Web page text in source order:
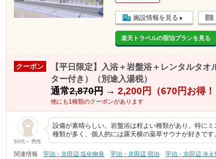
施設情報を見る
楽天トラベルの宿泊プランを見る
クーポン
【平日限定】入浴＋岩盤浴＋レンタルタ
ター付き）（別途入湯税）
通常2,870円→ 2,200円（670円お得！
他にも1種類のクーポンがあります
50代～ 男性
設備が素晴らしい。岩盤浴は程よい種類があり、特に
種類が多く、個人的には露天横の薬草サウナが好きです
関連情報 宇治・京田辺 塩化物泉 宇治・京田辺 宿泊 宇治・京田辺 冷え